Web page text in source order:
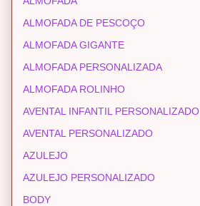
ALMOFADA DE PESCOÇO
ALMOFADA GIGANTE
ALMOFADA PERSONALIZADA
ALMOFADA ROLINHO
AVENTAL INFANTIL PERSONALIZADO
AVENTAL PERSONALIZADO
AZULEJO
AZULEJO PERSONALIZADO
BODY